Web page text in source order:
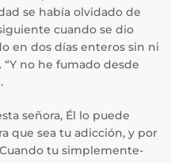
se había olvidado de
cuando se dio
en dos días enteros sin ni
no he fumado desde
señora, Él lo puede
que sea tu adicción, y por
tu simplemente-